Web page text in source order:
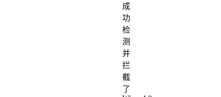
成
功
检
测
并
拦
截
了